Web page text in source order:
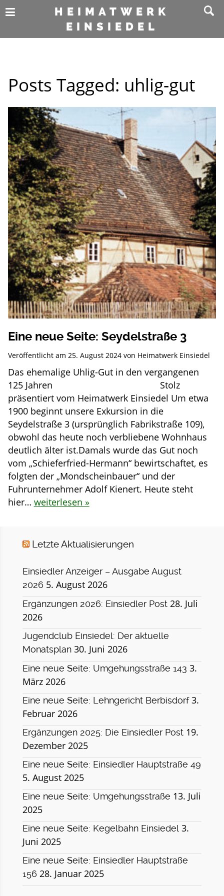
HEIMATWERK
EINSIEDEL
Posts Tagged: uhlig-gut
Eine neue Seite: Seydelstraße 3
Veröffentlicht am 25. August 2024von Heimatwerk Einsiedel
Das ehemalige Uhlig-Gut in den vergangenen
125 Jahren Stolz
präsentiert vom Heimatwerk Einsiedel Um etwa
1900 beginnt unsere Exkursion in die
Seydelstraße 3 (ursprünglich Fabrikstraße 109),
obwohl das heute noch verbliebene Wohnhaus
deutlich älter ist.Damals wurde das Gut noch
vom „Schieferfried-Hermann“ bewirtschaftet, es
folgten der „Mondscheinbauer“ und der
Fuhrunternehmer Adolf Kienert. Heute steht
hier… weiterlesen »
Letzte Aktualisierungen
Einsiedler Anzeiger – Ausgabe August
2026 5. August 2026
Ergänzungen 2026: Einsiedler Post 28. Juli
2026
Jugendclub Einsiedel: Der aktuelle
Monatsplan 30. Juni 2026
Eine neue Seite: Umgehungsstraße 143 3.
März 2026
Eine neue Seite: Lehngericht Berbisdorf 3.
Februar 2026
Ergänzungen 2025: Die Einsiedler Post 19.
Dezember 2025
Eine neue Seite: Einsiedler Hauptstraße 49
5. August 2025
Eine neue Seite: Umgehungsstraße 13. Juli
2025
Eine neue Seite: Kegelbahn Einsiedel 3.
Juni 2025
Eine neue Seite: Einsiedler Hauptstraße
156 28. Januar 2025